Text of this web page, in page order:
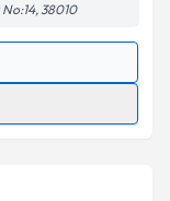
No:14, 38010